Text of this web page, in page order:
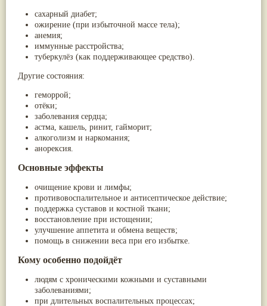
сахарный диабет;
ожирение (при избыточной массе тела);
анемия;
иммунные расстройства;
туберкулёз (как поддерживающее средство).
Другие состояния:
геморрой;
отёки;
заболевания сердца;
астма, кашель, ринит, гайморит;
алкоголизм и наркомания;
анорексия.
Основные эффекты
очищение крови и лимфы;
противовоспалительное и антисептическое действие;
поддержка суставов и костной ткани;
восстановление при истощении;
улучшение аппетита и обмена веществ;
помощь в снижении веса при его избытке.
Кому особенно подойдёт
людям с хроническими кожными и суставными
заболеваниями;
при длительных воспалительных процессах;